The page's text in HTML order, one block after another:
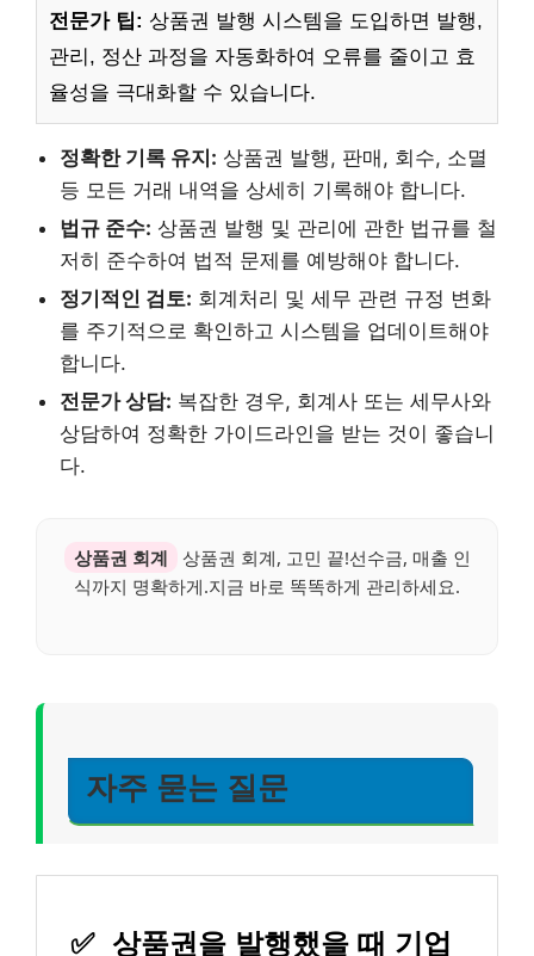
전문가 팁: 상품권 발행 시스템을 도입하면 발행,
관리, 정산 과정을 자동화하여 오류를 줄이고 효
율성을 극대화할 수 있습니다.
정확한 기록 유지: 상품권 발행, 판매, 회수, 소멸
등 모든 거래 내역을 상세히 기록해야 합니다.
법규 준수: 상품권 발행 및 관리에 관한 법규를 철
저히 준수하여 법적 문제를 예방해야 합니다.
정기적인 검토: 회계처리 및 세무 관련 규정 변화
를 주기적으로 확인하고 시스템을 업데이트해야
합니다.
전문가 상담: 복잡한 경우, 회계사 또는 세무사와
상담하여 정확한 가이드라인을 받는 것이 좋습니
다.
상품권 회계
상품권 회계, 고민 끝!선수금, 매출 인
식까지 명확하게.지금 바로 똑똑하게 관리하세요.
자주 묻는 질문
✅ 상품권을 발행했을 때 기업